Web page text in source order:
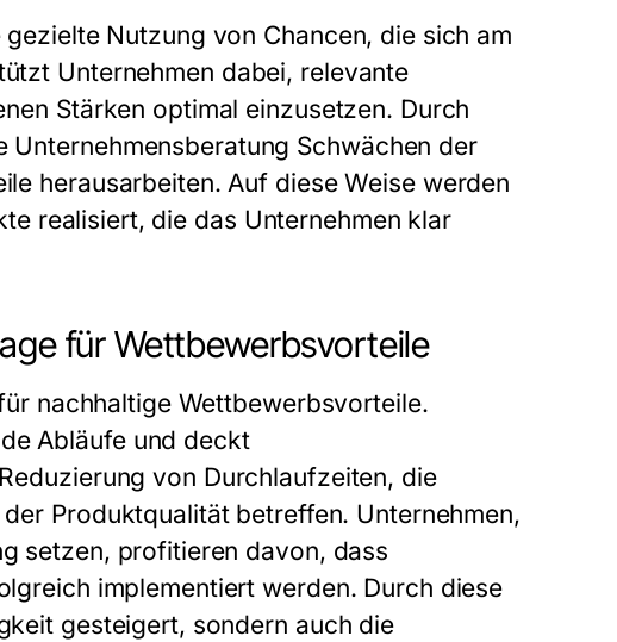
Nutzung von Chancen, die sich am
Unternehmen dabei, relevante
Stärken optimal einzusetzen. Durch
Schwächen der
herausarbeiten. Auf diese Weise werden
realisiert, die das Unternehmen klar
für Wettbewerbsvorteile
nachhaltige Wettbewerbsvorteile.
Abläufe und deckt
von Durchlaufzeiten, die
Produktqualität betreffen. Unternehmen,
setzen, profitieren davon, dass
implementiert werden. Durch diese
gesteigert, sondern auch die